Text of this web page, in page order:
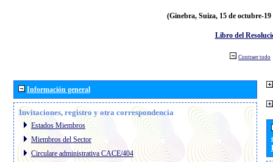
(Ginebra, Suiza, 15 de octubre-19
Libro del
Contraer todo
Información general
Invitaciones, registro y otra correspondencia
Estados Miembros
Miembros del Sector
Circulare administrativa CACE/404